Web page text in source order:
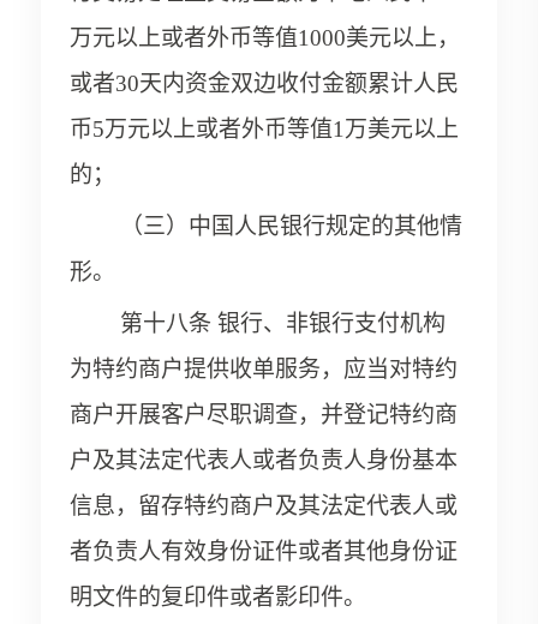
万元以上或者外币等值1000美元以上，
或者30天内资金双边收付金额累计人民
币5万元以上或者外币等值1万美元以上
的；
（三）中国人民银行规定的其他情
形。
第十八条 银行、非银行支付机构
为特约商户提供收单服务，应当对特约
商户开展客户尽职调查，并登记特约商
户及其法定代表人或者负责人身份基本
信息，留存特约商户及其法定代表人或
者负责人有效身份证件或者其他身份证
明文件的复印件或者影印件。